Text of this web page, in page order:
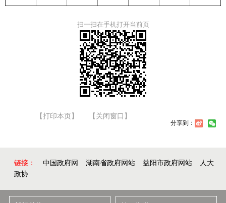
扫一扫在手机打开当前页
【打印本页】 【关闭窗口】
分享到：
链接： 中国政府网 湖南省政府网站 益阳市政府网站
人大
政协